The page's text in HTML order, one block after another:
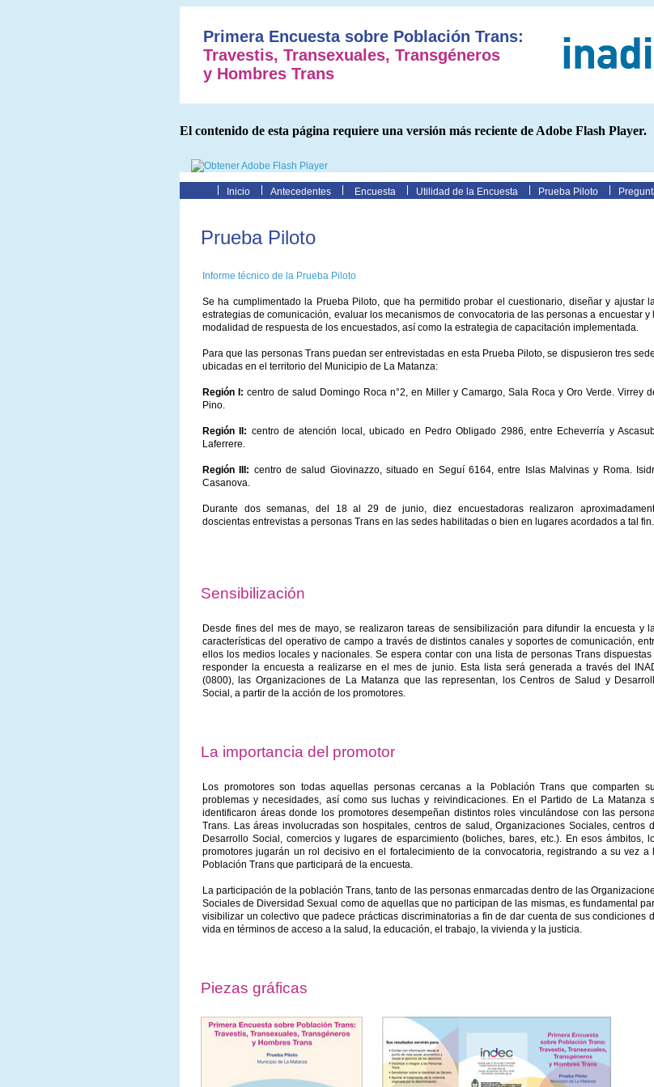
Primera Encuesta sobre Población Trans:
Travestis, Transexuales, Transgéneros
y Hombres Trans
El contenido de esta página requiere una versión más reciente de Adobe Flash Player.
Inicio Antecedentes Encuesta Utilidad de la Encuesta Prueba Piloto
Prueba Piloto
Informe técnico de la Prueba Piloto
Se ha cumplimentado la Prueba Piloto, que ha permitido probar el cuestionario, diseñar y ajustar
estrategias de comunicación, evaluar los mecanismos de convocatoria de las personas a encuestar y
modalidad de respuesta de los encuestados, así como la estrategia de capacitación implementada.
Para que las personas Trans puedan ser entrevistadas en esta Prueba Piloto, se dispusieron tres
ubicadas en el territorio del Municipio de La Matanza:
Región I: centro de salud Domingo Roca n°2, en Miller y Camargo, Sala Roca y Oro Verde. Virrey
Pino.
Región II: centro de atención local, ubicado en Pedro Obligado 2986, entre Echeverría y
Laferrere.
Región III: centro de salud Giovinazzo, situado en Seguí 6164, entre Islas Malvinas y Roma.
Casanova.
Durante dos semanas, del 18 al 29 de junio, diez encuestadoras realizaron
doscientas entrevistas a personas Trans en las sedes habilitadas o bien en lugares acordados a tal fin.
Sensibilización
Desde fines del mes de mayo, se realizaron tareas de sensibilización para difundir la encuesta y
características del operativo de campo a través de distintos canales y soportes de comunicación,
ellos los medios locales y nacionales. Se espera contar con una lista de personas Trans dispuestas
responder la encuesta a realizarse en el mes de junio. Esta lista será generada a través del
(0800), las Organizaciones de La Matanza que las representan, los Centros de Salud y
Social, a partir de la acción de los promotores.
La importancia del promotor
Los promotores son todas aquellas personas cercanas a la Población Trans que comparten
problemas y necesidades, así como sus luchas y reivindicaciones. En el Partido de La Matanza
identificaron áreas donde los promotores desempeñan distintos roles vinculándose con las
Trans. Las áreas involucradas son hospitales, centros de salud, Organizaciones Sociales, centros
Desarrollo Social, comercios y lugares de esparcimiento (boliches, bares, etc.). En esos ámbitos,
promotores jugarán un rol decisivo en el fortalecimiento de la convocatoria, registrando a su vez a
Población Trans que participará de la encuesta.
La participación de la población Trans, tanto de las personas enmarcadas dentro de las
Sociales de Diversidad Sexual como de aquellas que no participan de las mismas, es fundamental
visibilizar un colectivo que padece prácticas discriminatorias a fin de dar cuenta de sus condiciones
vida en términos de acceso a la salud, la educación, el trabajo, la vivienda y la justicia.
Piezas gráficas